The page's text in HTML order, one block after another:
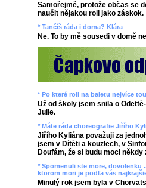
Samořejmě, protože občas se
naučit nějakou roli jako záskok.
* Tančíš ráda i doma? Klára
Ne. To by mě sousedi v domě
* Po které roli na baletu nejvíce
Už od školy jsem snila o
Julie.
* Máte ráda choreografie Jiřího
Jiřího Kyliána považuji za
jsem v Dítěti a kouzlech, v
Doufám, že si budu moci
* Spomenuli ste more,
ktorom mori je podľa vás
Minulý rok jsem byla v